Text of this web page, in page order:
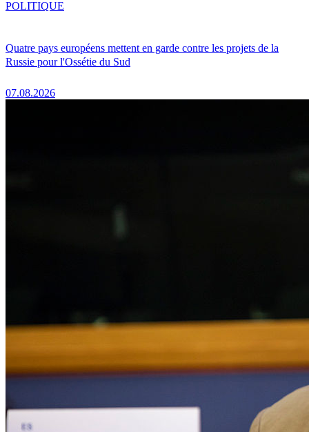
Quatre pays européens mettent en garde contre les projets de la
Russie pour l'Ossétie du Sud
07.08.2026
POLITIQUE